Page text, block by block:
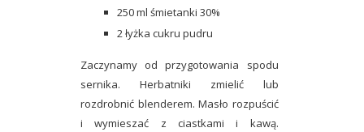
250 ml śmietanki 30%
2 łyżka cukru pudru
Zaczynamy od przygotowania spodu
sernika. Herbatniki zmielić lub
rozdrobnić blenderem. Masło rozpuścić
i wymieszać z ciastkami i kawą.